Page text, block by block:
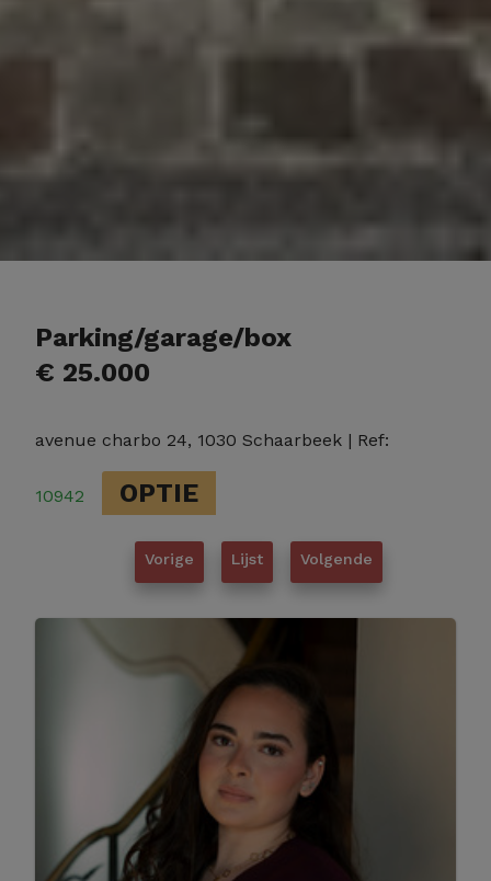
Parking/garage/box
€ 25.000
avenue charbo 24, 1030 Schaarbeek | Ref:
10942 OPTIE
Vorige Lijst Volgende